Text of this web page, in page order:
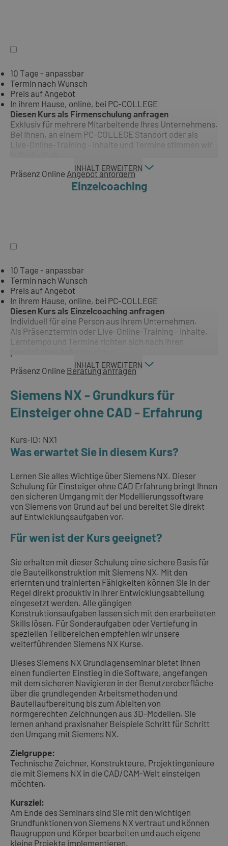
10 Tage - anpassbar
Termin nach Wunsch
Preis auf Angebot
In ihrem Hause, online, bei PC-COLLEGE
Diesen Kurs als Firmenschulung anfragen
Exklusiv für mehrere Mitarbeitende Ihres Unternehmens.
Bei Ihnen, an einem PC-COLLEGE Standort oder als
Live-Online-Training - Inhalte und Termine stimmen wir
INHALT ERWEITERN
Präsenz Online Angebot anfordern
Einzelcoaching
10 Tage - anpassbar
Termin nach Wunsch
Preis auf Angebot
In ihrem Hause, online, bei PC-COLLEGE
Diesen Kurs als Einzelcoaching anfragen
Individuell für eine Person aus Ihrem Unternehmen.
Als Präsenztermin oder Live-Online-Training - Inhalte,
Lerntempo und Termine richten sich nach Ihren
INHALT ERWEITERN
Präsenz Online Beratung anfragen
Siemens NX - Grundkurs für
Einsteiger ohne CAD - Erfahrung
Kurs-ID: NX1
Was erwartet Sie in diesem Kurs?
Lernen Sie alles Wichtige über Siemens NX. Dieser
Schulung für Einsteiger ohne CAD Erfahrung bringt Ihnen
den sicheren Umgang mit der Modellierungssoftware
von Siemens von Grund auf bei und bereitet Sie direkt
auf Entwicklungsaufgaben vor.
Für wen ist der Kurs geeignet?
Sie erhalten mit dieser Schulung eine sichere Basis für
die Bauteilkonstruktion mit Siemens NX. Mit den
erlernten und trainierten Fähigkeiten können Sie in der
Regel direkt produktiv in Ihrer Entwicklungsabteilung
eingesetzt werden. Alle gängigen
Konstruktionsaufgaben lassen sich mit den erarbeiteten
Skills lösen. Für Sonderaufgaben oder Vertiefung in
speziellen Teilbereichen empfehlen wir unsere
weiterführenden Siemens NX Kurse.
Dieses Siemens NX Grundlagenseminar bietet Ihnen
einen fundierten Einstieg in die Software, angefangen
mit dem sicheren Navigieren in der Benutzeroberfläche
über die grundlegenden Arbeitsmethoden und
Bauteilaufbereitung bis zum Ableiten von
normgerechten Zeichnungen aus 3D-Modellen. Sie
lernen anhand praxisnaher Beispiele Schritt für Schritt
den Umgang mit Siemens NX.
Zielgruppe:
Technische Zeichner, Konstrukteure, Projektingenieure
die mit Siemens NX in die CAD/CAM-Welt einsteigen
möchten.
Kursziel:
Am Ende des Seminars sind Sie mit den wichtigen
Grundfunktionen von Siemens NX vertraut und können
Baugruppen und Körper bearbeiten und auch eigene
kleine Projekte implementieren.